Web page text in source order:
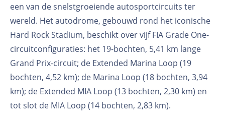
een van de snelstgroeiende autosportcircuits ter
wereld. Het autodrome, gebouwd rond het iconische
Hard Rock Stadium, beschikt over vijf FIA Grade One-
circuitconfiguraties: het 19-bochten, 5,41 km lange
Grand Prix-circuit; de Extended Marina Loop (19
bochten, 4,52 km); de Marina Loop (18 bochten, 3,94
km); de Extended MIA Loop (13 bochten, 2,30 km) en
tot slot de MIA Loop (14 bochten, 2,83 km).